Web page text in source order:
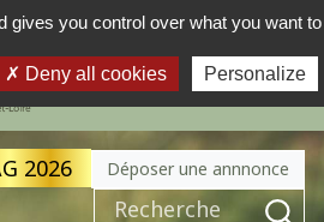
PRINCIPALE
MENU
2026 Déposer une annnonce
Recherche pour :
gives you control over what you want to
Deny all cookies Personalize